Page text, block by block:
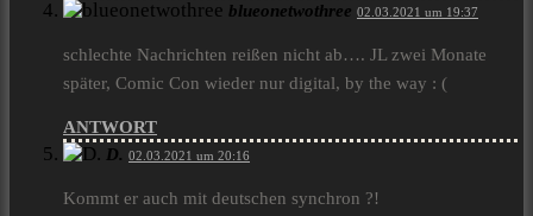
blueonetwothree 02.03.2021 um 19:37
schlechte Nachrichten reißen nicht ab…. JL zwei Monate
später, Comic Con wieder nur digital, by the way : (
ANTWORT
D. 02.03.2021 um 20:16
Kommt er auch mit deutschen synchron ?!